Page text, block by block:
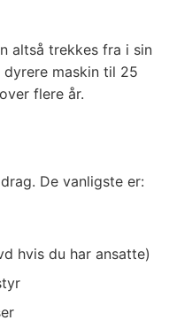
altså trekkes fra i sin
maskin til 25
flere år.
De vanligste er:
hvis du har ansatte)